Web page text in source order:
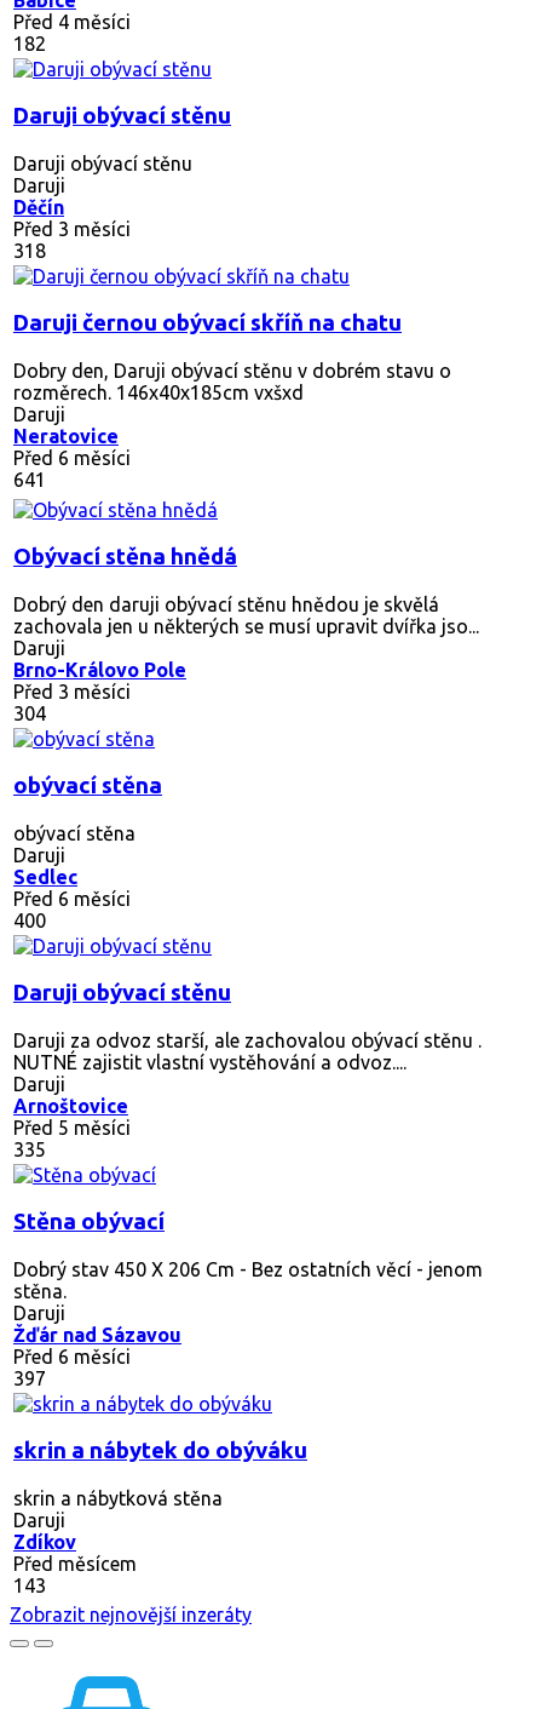
Před 4 měsíci
182
Daruji obývací stěnu
Daruji obývací stěnu
Daruji
Děčín
Před 3 měsíci
318
Daruji černou obývací skříň na chatu
Dobry den, Daruji obývací stěnu v dobrém stavu o
rozměrech. 146x40x185cm vxšxd
Daruji
Neratovice
Před 6 měsíci
641
Obývací stěna hnědá
Dobrý den daruji obývací stěnu hnědou je skvělá
zachovala jen u některých se musí upravit dvířka jso...
Daruji
Brno-Královo Pole
Před 3 měsíci
304
obývací stěna
obývací stěna
Daruji
Sedlec
Před 6 měsíci
400
Daruji obývací stěnu
Daruji za odvoz starší, ale zachovalou obývací stěnu .
NUTNÉ zajistit vlastní vystěhování a odvoz....
Daruji
Arnoštovice
Před 5 měsíci
335
Stěna obývací
Dobrý stav 450 X 206 Cm - Bez ostatních věcí - jenom
stěna.
Daruji
Žďár nad Sázavou
Před 6 měsíci
397
skrin a nábytek do obýváku
skrin a nábytková stěna
Daruji
Zdíkov
Před měsícem
143
Zobrazit nejnovější inzeráty